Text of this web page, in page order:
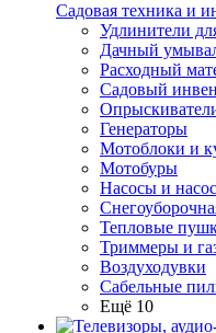
Садовая техника и
Удлинители
Дачный
Расходный
Садовый
Генераторы
Мотоблоки и
Мотобуры
Насосы и
Тепловые
Триммеры и
Воздуходувки
Сабельные
Ещё 10